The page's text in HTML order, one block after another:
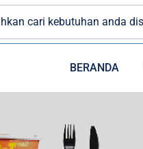
BERANDA